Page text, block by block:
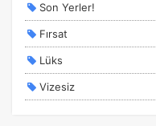
Son Yerler!
Fırsat
Lüks
Vizesiz